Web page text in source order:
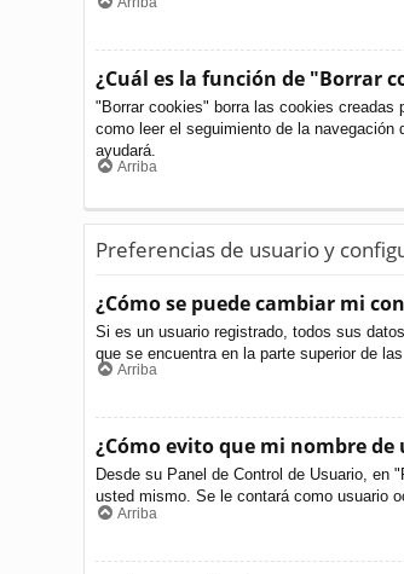
¿Cuál es la función de "Borrar
"Borrar cookies" borra las cookies creadas
como leer el seguimiento de la
ayudará.
Arriba
Preferencias de usuario y
¿Cómo se puede cambiar mi
Si es un usuario registrado, todos sus
que se encuentra en la parte superior de
Arriba
¿Cómo evito que mi nombre
Desde su Panel de Control de Usuario, en
usted mismo. Se le contará como usuario
Arriba